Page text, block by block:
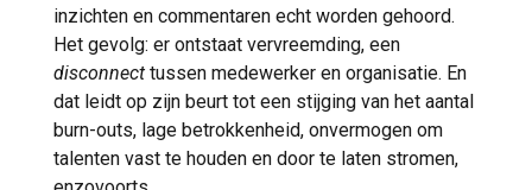
inzichten en commentaren echt worden gehoord.
Het gevolg: er ontstaat vervreemding, een
disconnect tussen medewerker en organisatie. En
dat leidt op zijn beurt tot een stijging van het aantal
burn-outs, lage betrokkenheid, onvermogen om
talenten vast te houden en door te laten stromen,